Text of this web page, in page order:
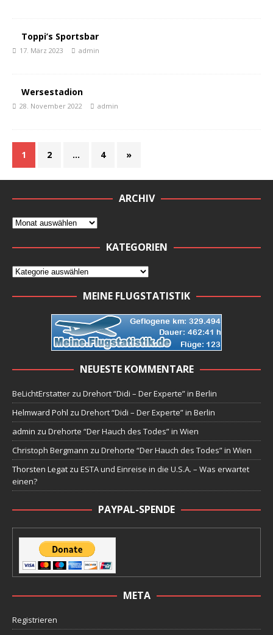
Toppi’s Sportsbar
17. März 2023 admin
Wersestadion
28. November 2022 admin
1 2 … 4 »
ARCHIV
KATEGORIEN
MEINE FLUGSTATISTIK
NEUESTE KOMMENTARE
BeLichtErstatter zu Drehort “Didi – Der Experte” in Berlin
Helmward Pohl zu Drehort “Didi – Der Experte” in Berlin
admin zu Drehorte “Der Hauch des Todes” in Wien
Christoph Bergmann zu Drehorte “Der Hauch des Todes” in Wien
Thorsten Legat zu ESTA und Einreise in die U.S.A. – Was erwartet
einen?
PAYPAL-SPENDE
META
Registrieren